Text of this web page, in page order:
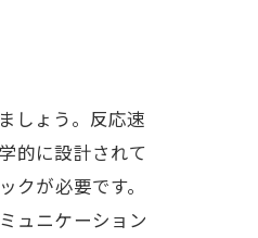
しょう。反応速
的に設計されて
が必要です。
ュニケーション